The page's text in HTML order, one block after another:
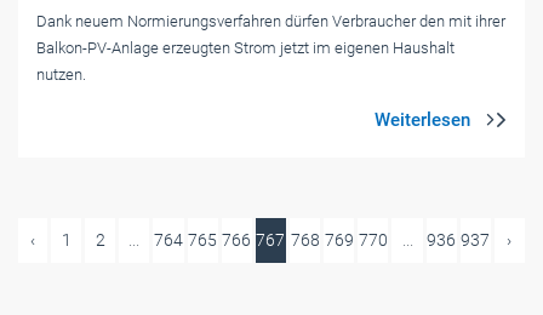
Dank neuem Normierungsverfahren dürfen Verbraucher den mit ihrer
Balkon-PV-Anlage erzeugten Strom jetzt im eigenen Haushalt
nutzen.
‹ 1 2 ... 764 765 766 767 768 769 770 ... 936 937 ›